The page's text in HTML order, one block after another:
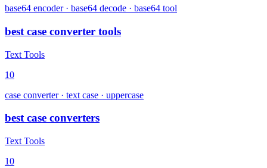
base64 encoder · base64 decode · base64 tool
best case converter tools
Text Tools
10
case converter · text case · uppercase
best case converters
Text Tools
10